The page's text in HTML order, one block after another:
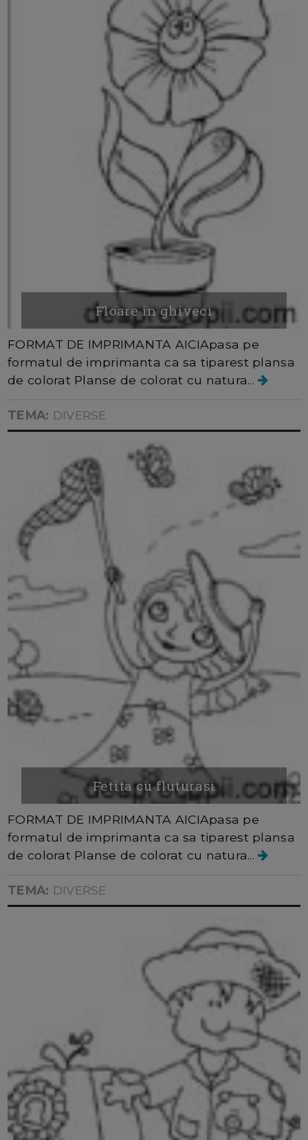
Floare in ghiveci
FORMAT DE IMPRIMANTA AICIApasa pe
formatul de imprimanta ca sa tiparest plansa
de colorat Planse de colorat cu natura...
TEMA: DIVERSE
Fetita cu fluturasi
FORMAT DE IMPRIMANTA AICIApasa pe
formatul de imprimanta ca sa tiparest plansa
de colorat Planse de colorat cu natura...
TEMA: DIVERSE